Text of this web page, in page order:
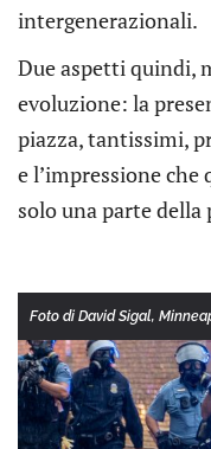
intergenerazionali.
Due aspetti quindi,
evoluzione: la
piazza, tantissimi,
e l’impressione
solo una parte
Foto di David Sigal,